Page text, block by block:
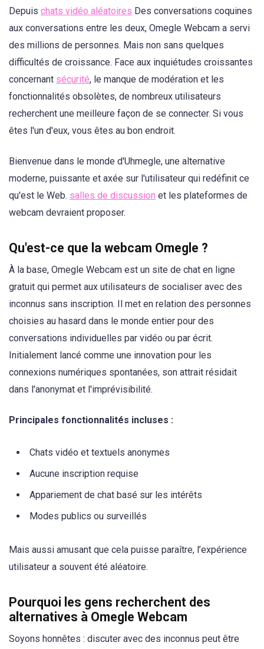
Depuis chats vidéo aléatoires Des conversations coquines
aux conversations entre les deux, Omegle Webcam a servi
des millions de personnes. Mais non sans quelques
difficultés de croissance. Face aux inquiétudes croissantes
concernant sécurité, le manque de modération et les
fonctionnalités obsolètes, de nombreux utilisateurs
recherchent une meilleure façon de se connecter. Si vous
êtes l'un d'eux, vous êtes au bon endroit.
Bienvenue dans le monde d'Uhmegle, une alternative
moderne, puissante et axée sur l'utilisateur qui redéfinit ce
qu'est le Web. salles de discussion et les plateformes de
webcam devraient proposer.
Qu'est-ce que la webcam Omegle ?
À la base, Omegle Webcam est un site de chat en ligne
gratuit qui permet aux utilisateurs de socialiser avec des
inconnus sans inscription. Il met en relation des personnes
choisies au hasard dans le monde entier pour des
conversations individuelles par vidéo ou par écrit.
Initialement lancé comme une innovation pour les
connexions numériques spontanées, son attrait résidait
dans l'anonymat et l'imprévisibilité.
Principales fonctionnalités incluses :
Chats vidéo et textuels anonymes
Aucune inscription requise
Appariement de chat basé sur les intérêts
Modes publics ou surveillés
Mais aussi amusant que cela puisse paraître, l’expérience
utilisateur a souvent été aléatoire.
Pourquoi les gens recherchent des
alternatives à Omegle Webcam
Soyons honnêtes : discuter avec des inconnus peut être